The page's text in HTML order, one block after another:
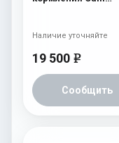
19 500 e
Сообщить
Наличие уточняйте